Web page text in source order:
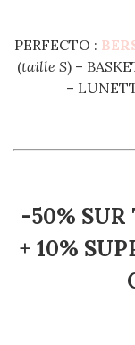
PERFECTO :
(taille S) –
–
-50% SUR
+ 10%